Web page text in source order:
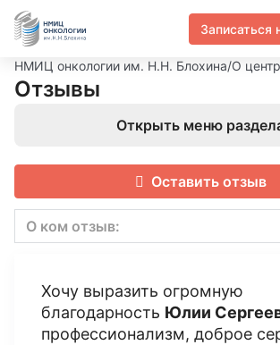
Записаться
НМИЦ онкологии им. Н.Н. Блохина/О
Отзывы
Открыть меню
Оставить отзыв
О ком отзыв:
Хочу выразить огромную
благодарность Юлии
профессионализм, доброе